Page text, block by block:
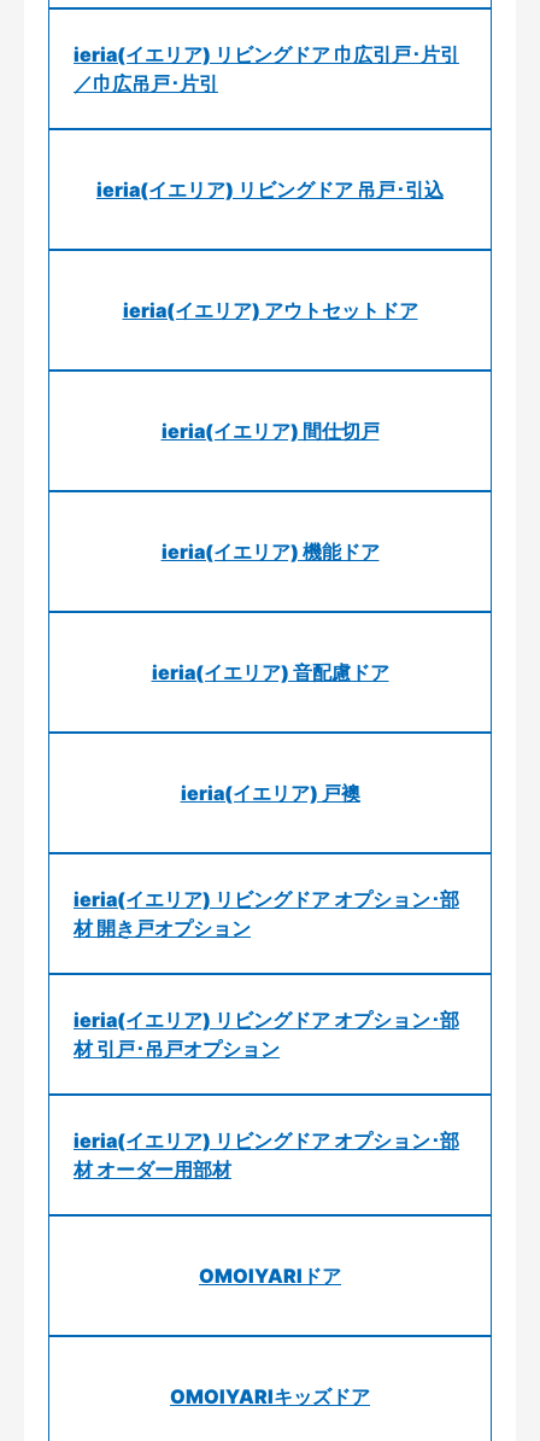
ieria(イエリア) リビングドア 巾広引戸･片引
／巾広吊戸･片引
ieria(イエリア) リビングドア 吊戸･引込
ieria(イエリア) アウトセットドア
ieria(イエリア) 間仕切戸
ieria(イエリア) 機能ドア
ieria(イエリア) 音配慮ドア
ieria(イエリア) 戸襖
ieria(イエリア) リビングドア オプション･部
材 開き戸オプション
ieria(イエリア) リビングドア オプション･部
材 引戸･吊戸オプション
ieria(イエリア) リビングドア オプション･部
材 オーダー用部材
OMOIYARIドア
OMOIYARIキッズドア